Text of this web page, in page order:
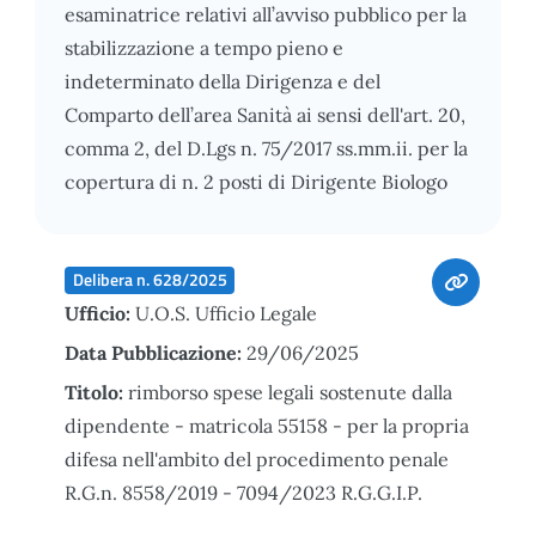
esaminatrice relativi all’avviso pubblico per la
stabilizzazione a tempo pieno e
indeterminato della Dirigenza e del
Comparto dell’area Sanità ai sensi dell'art. 20,
comma 2, del D.Lgs n. 75/2017 ss.mm.ii. per la
copertura di n. 2 posti di Dirigente Biologo
Delibera n. 628/2025
Ufficio: U.O.S. Ufficio Legale
Data Pubblicazione: 29/06/2025
Titolo: rimborso spese legali sostenute dalla
dipendente - matricola 55158 - per la propria
difesa nell'ambito del procedimento penale
R.G.n. 8558/2019 - 7094/2023 R.G.G.I.P.